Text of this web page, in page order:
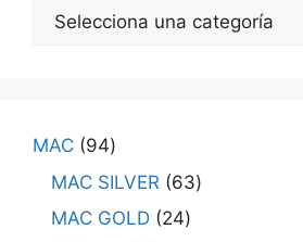
MAC 94
MAC SILVER
63
MAC GOLD 24